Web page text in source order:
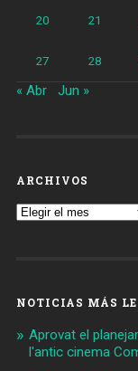
20 21
27 28
« Abr Jun »
ARCHIVOS
Archivos
NOTICIAS MÁS
Aprovat el
l'antic cinema